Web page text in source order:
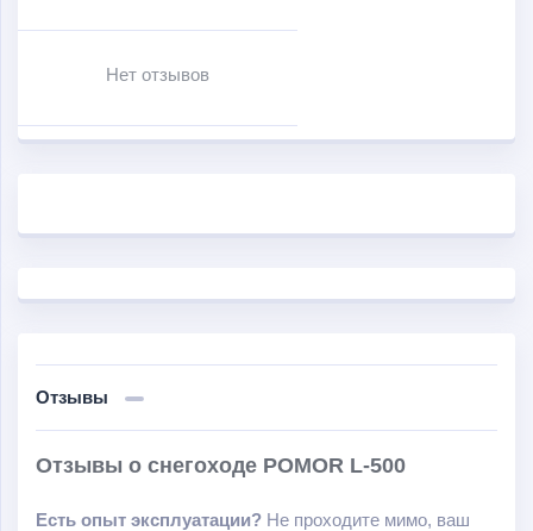
Нет отзывов
Отзывы
Отзывы о снегоходе POMOR L-500
Есть опыт эксплуатации? Не проходите мимо, ваш